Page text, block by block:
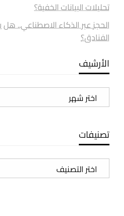
تحليلات البيانات الخفية؟
الحجز عبر الذكاء الاصطناعي..
الفنادق؟
الأرشيف
الأرشيف
تصنيفات
تصنيفات